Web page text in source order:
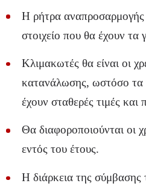
Η ρήτρα αναπροσαρμογής
στοιχείο που θα έχουν τα
Κλιμακωτές θα είναι οι
κατανάλωσης, ωστόσο τα
έχουν σταθερές τιμές και
Θα διαφοροποιούνται οι
εντός του έτους.
Η διάρκεια της σύμβασης